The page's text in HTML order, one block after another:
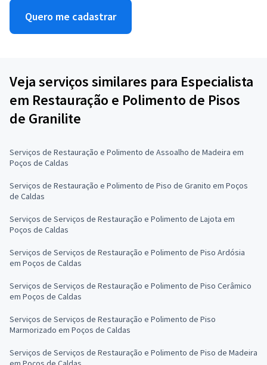
Quero me cadastrar
Veja serviços similares para Especialista
em Restauração e Polimento de Pisos
de Granilite
Serviços de Restauração e Polimento de Assoalho de Madeira em
Poços de Caldas
Serviços de Restauração e Polimento de Piso de Granito em Poços
de Caldas
Serviços de Serviços de Restauração e Polimento de Lajota em
Poços de Caldas
Serviços de Serviços de Restauração e Polimento de Piso Ardósia
em Poços de Caldas
Serviços de Serviços de Restauração e Polimento de Piso Cerâmico
em Poços de Caldas
Serviços de Serviços de Restauração e Polimento de Piso
Marmorizado em Poços de Caldas
Serviços de Serviços de Restauração e Polimento de Piso de Madeira